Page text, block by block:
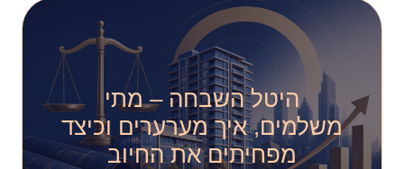
היטל השבחה – מתי
משלמים, איך מערערים וכיצד
מפחיתים את החיוב